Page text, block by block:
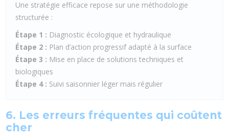
Une stratégie efficace repose sur une méthodologie
structurée :
Étape 1 : Diagnostic écologique et hydraulique
Étape 2 : Plan d’action progressif adapté à la surface
Étape 3 : Mise en place de solutions techniques et
biologiques
Étape 4 : Suivi saisonnier léger mais régulier
6. Les erreurs fréquentes qui coûtent
cher